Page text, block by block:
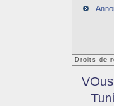
Droits de